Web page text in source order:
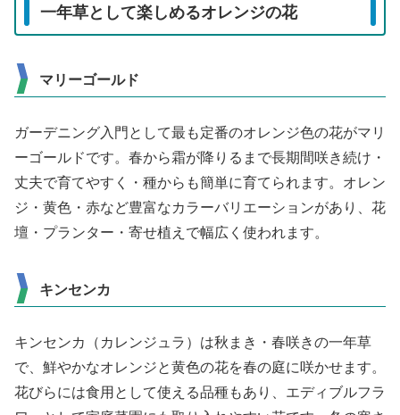
一年草として楽しめるオレンジの花
マリーゴールド
ガーデニング入門として最も定番のオレンジ色の花がマリ
ーゴールドです。春から霜が降りるまで長期間咲き続け・
丈夫で育てやすく・種からも簡単に育てられます。オレン
ジ・黄色・赤など豊富なカラーバリエーションがあり、花
壇・プランター・寄せ植えで幅広く使われます。
キンセンカ
キンセンカ（カレンジュラ）は秋まき・春咲きの一年草
で、鮮やかなオレンジと黄色の花を春の庭に咲かせます。
花びらには食用として使える品種もあり、エディブルフラ